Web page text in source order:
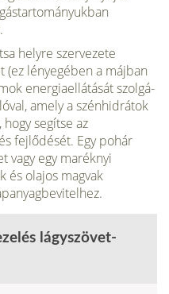
helyre szervezete
(ez lényegében a májban
energiaellátását szolgá­
amely a szénhidrátok
segítse az
fejlődését. Egy pohár
vagy egy maréknyi
és olajos magvak
lágyszövet-